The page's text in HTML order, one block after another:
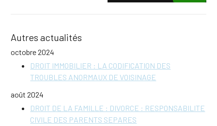
Autres actualités
octobre 2024
DROIT IMMOBILIER : LA CODIFICATION DES
TROUBLES ANORMAUX DE VOISINAGE
août 2024
DROIT DE LA FAMILLE : DIVORCE : RESPONSABILITE
CIVILE DES PARENTS SEPARES